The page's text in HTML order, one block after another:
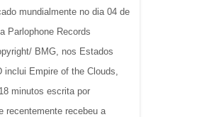
mundialmente no dia 04 de
Parlophone Records
BMG, nos Estados
inclui Empire of the Clouds,
minutos escrita por
recentemente recebeu a